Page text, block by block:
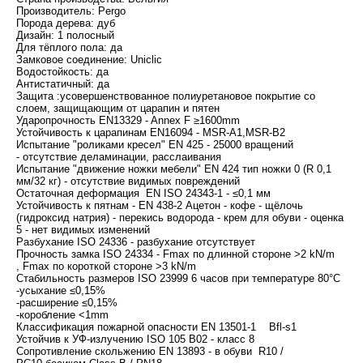
Производитель: Pergo
Порода дерева: дуб
Дизайн: 1 полосный
Для тёплого пола: да
Замковое соединение: Uniclic
Водостойкость: да
Антистатичный: да
Защита :усовершенствованное полиуретановое покрытие со
слоем, защищающим от царапин и пятен
Ударопрочность EN13329 - Annex F ≥1600mm
Устойчивость к царапинам EN16094 - MSR-A1,MSR-B2
Испытание "роликами кресел" EN 425 - 25000 вращений
- отсутствие деламинации, расслаивания
Испытание "движение ножки мебели" EN 424 тип ножки 0 (R 0,1
мм/32 кг) - отсутствие видимых повреждений
Остаточная деформация EN ISO 24343-1 - ≤0,1 мм
Устойчивость к пятнам - EN 438-2 Ацетон - кофе - щёлочь
(гидроксид натрия) - перекись водорода - крем для обуви - оценка
5 - нет видимых изменений
Разбухание ISO 24336 - разбухание отсутствует
Прочность замка ISO 24334 - Fmax по длинной стороне >2 kN/m
, Fmax по короткой стороне >3 kN/m
Стабильность размеров ISO 23999 6 часов при температуре 80°C
-усыхание ≤0,15%
-расширение ≤0,15%
-коробление <1mm
Классификация пожарной опасности EN 13501-1 Bfl-s1
Устойчив к УФ-излучению ISO 105 B02 - класс 8
Сопротивление скольжению EN 13893 - в обуви R10 /